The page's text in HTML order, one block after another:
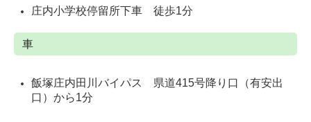
庄内小学校停留所下車 徒歩1分
車
飯塚庄内田川バイパス 県道415号降り口（有安出
口）から1分